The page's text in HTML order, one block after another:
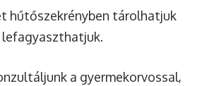
hűtőszekrényben tárolhatjuk
lefagyaszthatjuk.
a gyermekorvossal,